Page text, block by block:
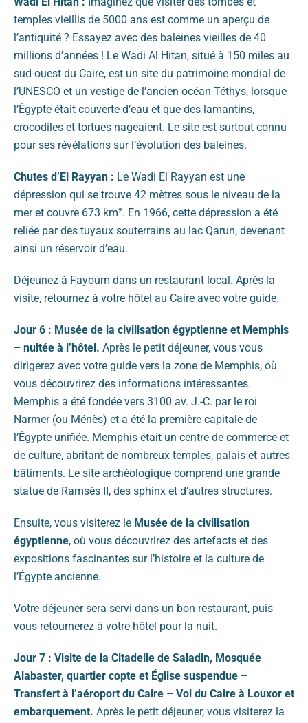
temples vieillis de 5000 ans est comme un aperçu de
l’antiquité ? Essayez avec des baleines vieilles de 40
millions d’années ! Le Wadi Al Hitan, situé à 150 miles au
sud-ouest du Caire, est un site du patrimoine mondial de
l’UNESCO et un vestige de l’ancien océan Téthys, lorsque
l’Égypte était couverte d’eau et que des lamantins,
crocodiles et tortues nageaient. Le site est surtout connu
pour ses révélations sur l’évolution des baleines.
Chutes d’El Rayyan : Le Wadi El Rayyan est une
dépression qui se trouve 42 mètres sous le niveau de la
mer et couvre 673 km². En 1966, cette dépression a été
reliée par des tuyaux souterrains au lac Qarun, devenant
ainsi un réservoir d’eau.
Déjeunez à Fayoum dans un restaurant local. Après la
visite, retournez à votre hôtel au Caire avec votre guide.
Jour 6 : Musée de la civilisation égyptienne et Memphis
– nuitée à l’hôtel. Après le petit déjeuner, vous vous
dirigerez avec votre guide vers la zone de Memphis, où
vous découvrirez des informations intéressantes.
Memphis a été fondée vers 3100 av. J.-C. par le roi
Narmer (ou Ménès) et a été la première capitale de
l’Égypte unifiée. Memphis était un centre de commerce et
de culture, abritant de nombreux temples, palais et autres
bâtiments. Le site archéologique comprend une grande
statue de Ramsès II, des sphinx et d’autres structures.
Ensuite, vous visiterez le Musée de la civilisation
égyptienne, où vous découvrirez des artefacts et des
expositions fascinantes sur l’histoire et la culture de
l’Égypte ancienne.
Votre déjeuner sera servi dans un bon restaurant, puis
vous retournerez à votre hôtel pour la nuit.
Jour 7 : Visite de la Citadelle de Saladin, Mosquée
Alabaster, quartier copte et Église suspendue –
Transfert à l’aéroport du Caire – Vol du Caire à Louxor et
embarquement. Après le petit déjeuner, vous visiterez la